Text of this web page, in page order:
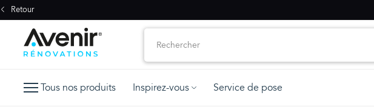
Retour
Tous nos produits Inspirez-vous Service de pose